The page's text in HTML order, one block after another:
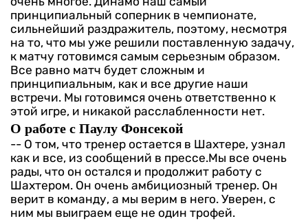
принципиальный соперник в чемпионате,
сильнейший раздражитель, поэтому, несмотря
на то, что мы уже решили поставленную задачу,
к матчу готовимся самым серьезным образом.
Все равно матч будет сложным и
принципиальным, как и все другие наши
встречи. Мы готовимся очень ответственно к
этой игре, и никакой расслабленности нет.
О работе с Паулу Фонсекой
-- О том, что тренер остается в Шахтере, узнал
как и все, из сообщений в прессе.Мы все очень
рады, что он остался и продолжит работу с
Шахтером. Он очень амбициозный тренер. Он
верит в команду, а мы верим в него. Уверен, с
ним мы выиграем еще не один трофей.